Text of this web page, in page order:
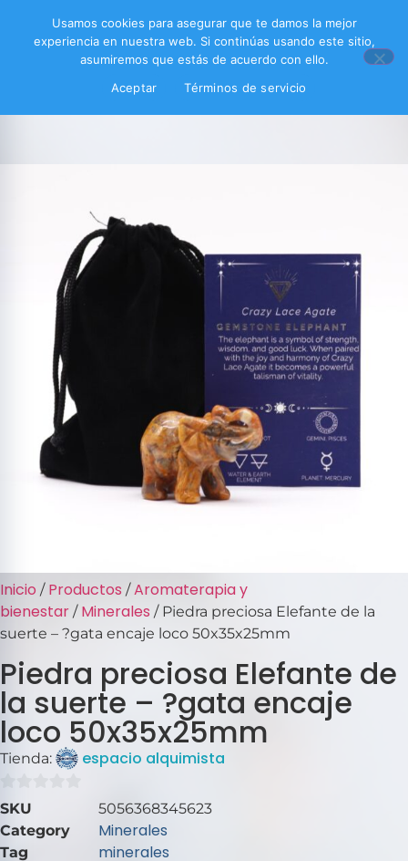
Inicio / Productos /Aromaterapia y
bienestar / Minerales / Piedra preciosa Elefante de la
suerte – ?gata encaje loco 50x35x25mm
Piedra preciosa Elefante de
la suerte – ?gata encaje
loco 50x35x25mm
Tienda: espacio alquimista
0
de
5
SKU
5056368345623
Category
Minerales
Tag minerales
Usamos cookies para asegurar que te damos la mejor
experiencia en nuestra web. Si continúas usando este sitio,
asumiremos que estás de acuerdo con ello.
Aceptar
Términos de servicio